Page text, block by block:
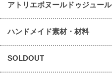
アトリエボヌールドゥジュール
ハンドメイド素材・材料
SOLDOUT